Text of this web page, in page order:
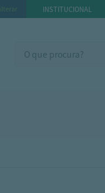
alterar INSTITUCIONAL